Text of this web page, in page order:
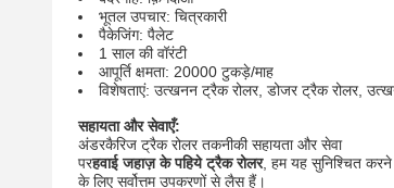
भूतल उपचार: चित्रकारी
पैकेजिंग: पैलेट
1 साल की वॉरंटी
आपूर्ति क्षमता: 20000 टुकड़े/माह
विशेषताएं: उत्खनन ट्रैक रोलर, डोजर ट्रैक रोलर,
सहायता और सेवाएँ:
अंडरकैरिज ट्रैक रोलर तकनीकी सहायता और सेवा
परहवाई जहाज़ के पहिये ट्रैक रोलर, हम यह सुनिश्चित
के लिए सर्वोत्तम उपकरणों से लैस हैं।